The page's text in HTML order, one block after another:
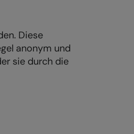
Diese
anonym und
sie durch die